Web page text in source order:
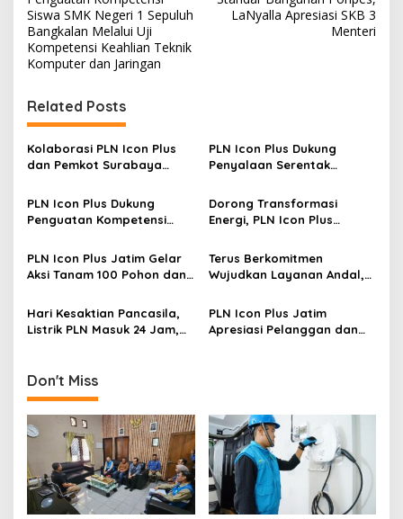
s
t
n
a
v
i
g
a
t
i
o
Siswa SMK Negeri 1 Sepuluh
Bangkalan Melalui Uji
Kompetensi Keahlian Teknik
Komputer dan Jaringan
LaNyalla Apresiasi SKB 3
Menteri
Related Posts
Kolaborasi PLN Icon Plus
dan Pemkot Surabaya
Infrastruktur Kabel Fiber
Optik yang Lebih Tertib dan
Aman
PLN Icon Plus Dukung
Penyalaan Serentak
“Light Up The Dream”
dalam Peringatan Hari
Listrik Nasional ke-80
PLN Icon Plus Dukung
Penguatan Kompetensi
Bangkalan Melalui Uji
Kompetensi Keahlian Teknik
Dorong Transformasi
Energi, PLN Icon Plus
Terintegrasi di Forum
Gathering Chief Engineer
Jawa Timur
PLN Icon Plus Jatim Gelar
Aksi Tanam 100 Pohon dan
ICONNET di Sidoarjo
Terus Berkomitmen
Wujudkan Layanan Andal,
dan Infrastruktur Digital di
Sidoarjo
Hari Kesaktian Pancasila,
Listrik PLN Masuk 24 Jam,
Digitalisasi Pendidikan
PLN Icon Plus Jatim
Apresiasi Pelanggan dan
Don't Miss